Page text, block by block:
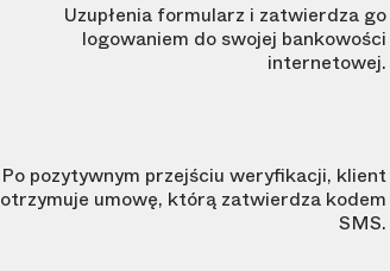
Uzupłenia formularz i zatwierdza go
logowaniem do swojej bankowości
internetowej.
Po pozytywnym przejściu weryfikacji, klient
otrzymuje umowę, którą zatwierdza kodem
SMS.